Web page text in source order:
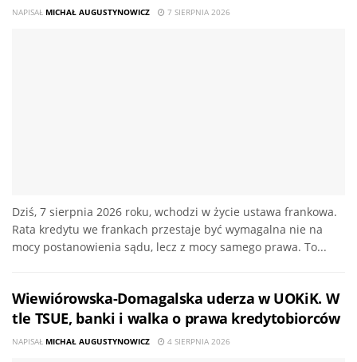
NAPISAŁ MICHAŁ AUGUSTYNOWICZ 7 SIERPNIA 2026
Dziś, 7 sierpnia 2026 roku, wchodzi w życie ustawa frankowa.
Rata kredytu we frankach przestaje być wymagalna nie na
mocy postanowienia sądu, lecz z mocy samego prawa. To...
Wiewiórowska-Domagalska uderza w UOKiK. W
tle TSUE, banki i walka o prawa kredytobiorców
NAPISAŁ MICHAŁ AUGUSTYNOWICZ 4 SIERPNIA 2026